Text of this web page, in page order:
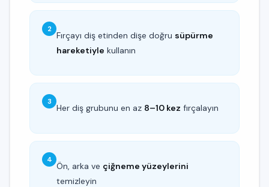
2
Fırçayı diş etinden dişe doğru süpürme
hareketiyle kullanın
3
Her diş grubunu en az 8–10 kez fırçalayın
4
Ön, arka ve çiğneme yüzeylerini
temizleyin